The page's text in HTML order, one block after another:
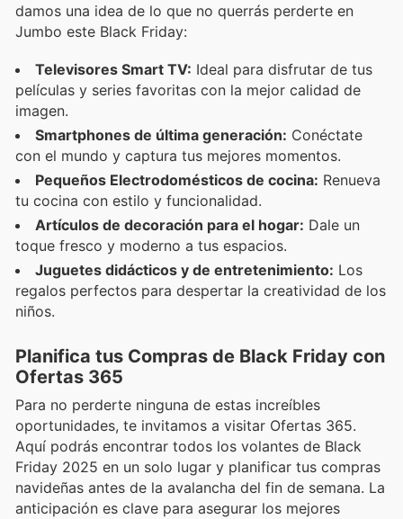
damos una idea de lo que no querrás perderte en
Jumbo este Black Friday:
Televisores Smart TV: Ideal para disfrutar de tus
películas y series favoritas con la mejor calidad de
imagen.
Smartphones de última generación: Conéctate
con el mundo y captura tus mejores momentos.
Pequeños Electrodomésticos de cocina: Renueva
tu cocina con estilo y funcionalidad.
Artículos de decoración para el hogar: Dale un
toque fresco y moderno a tus espacios.
Juguetes didácticos y de entretenimiento: Los
regalos perfectos para despertar la creatividad de los
niños.
Planifica tus Compras de Black Friday con
Ofertas 365
Para no perderte ninguna de estas increíbles
oportunidades, te invitamos a visitar Ofertas 365.
Aquí podrás encontrar todos los volantes de Black
Friday 2025 en un solo lugar y planificar tus compras
navideñas antes de la avalancha del fin de semana. La
anticipación es clave para asegurar los mejores